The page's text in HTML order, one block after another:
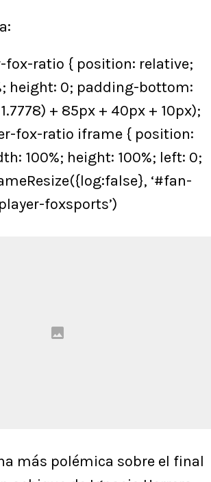
fox-ratio { position: relative;
height: 0; padding-bottom:
+ 85px + 40px + 10px);
fox-ratio iframe { position:
100%; height: 100%; left: 0;
‘#fan-
player-foxsports’)
más polémica sobre el final